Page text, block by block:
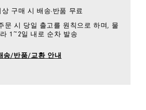
구매 시 배송·반품 무료
문 시 당일 출고를 원칙으로 하며, 물
1~2일 내로 순차 발송
송/반품/교환 안내